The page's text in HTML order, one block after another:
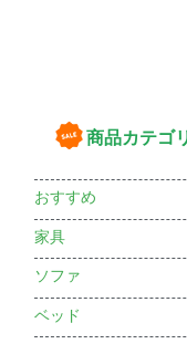
商品カテゴ
おすすめ
家具
ソファ
ベッド